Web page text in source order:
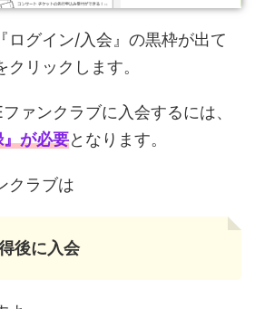
ログイン/入会』の黒枠が出て
リックします。
ァンクラブに入会するには、
が必要となります。
クラブは
後に入会